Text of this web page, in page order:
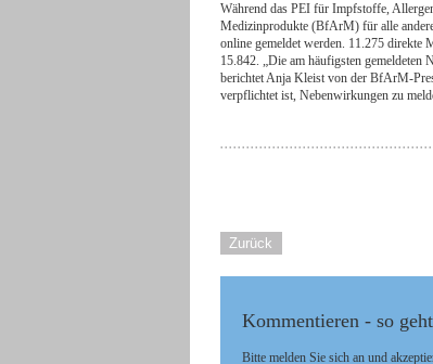
Während das PEI für Impfstoffe,
Medizinprodukte (BfArM) für alle
online gemeldet werden. 11.275 direkte
15.842. „Die am häufigsten
berichtet Anja Kleist von der BfArM-
verpflichtet ist, Nebenwirkungen zu
Zurück
Kommentieren - so
Bitte melden Sie sich an und